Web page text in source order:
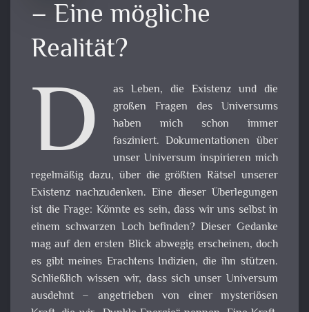
– Eine mögliche
Realität?
D
as Leben, die Existenz und die
großen Fragen des Universums
haben mich schon immer
fasziniert. Dokumentationen über
unser Universum inspirieren mich
regelmäßig dazu, über die größten Rätsel unserer
Existenz nachzudenken. Eine dieser Überlegungen
ist die Frage: Könnte es sein, dass wir uns selbst in
einem schwarzen Loch befinden? Dieser Gedanke
mag auf den ersten Blick abwegig erscheinen, doch
es gibt meines Erachtens Indizien, die ihn stützen.
Schließlich wissen wir, dass sich unser Universum
ausdehnt – angetrieben von einer mysteriösen